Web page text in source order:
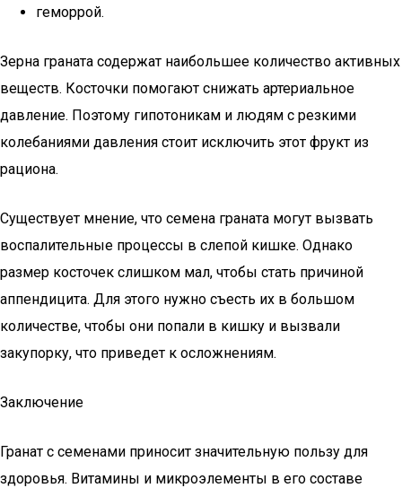
геморрой.
Зерна граната содержат наибольшее количество активных
веществ. Косточки помогают снижать артериальное
давление. Поэтому гипотоникам и людям с резкими
колебаниями давления стоит исключить этот фрукт из
рациона.
Существует мнение, что семена граната могут вызвать
воспалительные процессы в слепой кишке. Однако
размер косточек слишком мал, чтобы стать причиной
аппендицита. Для этого нужно съесть их в большом
количестве, чтобы они попали в кишку и вызвали
закупорку, что приведет к осложнениям.
Заключение
Гранат с семенами приносит значительную пользу для
здоровья. Витамины и микроэлементы в его составе